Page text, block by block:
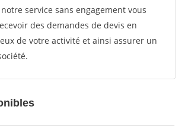
service sans engagement vous
des demandes de devis en
de votre activité et ainsi assurer un